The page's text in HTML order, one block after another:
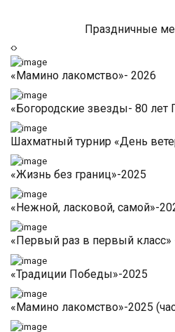
Праздничные
«Мамино лакомство»- 2026
«Богородские звезды- 80 лет
Шахматный турнир «День
«Жизнь без границ»-2025
«Нежной, ласковой, самой»-
«Первый раз в первый класс»
«Традиции Победы»-2025
«Мамино лакомство»-2025